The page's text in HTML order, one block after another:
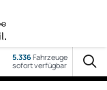
5.336Fahrzeuge
sofort verfügbar